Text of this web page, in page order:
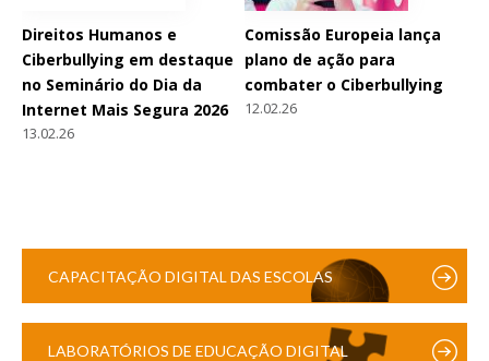
Direitos Humanos e
Ciberbullying em destaque
no Seminário do Dia da
Internet Mais Segura 2026
13.02.26
Comissão Europeia lança
plano de ação para
combater o Ciberbullying
12.02.26
CAPACITAÇÃO DIGITAL DAS ESCOLAS
LABORATÓRIOS DE EDUCAÇÃO DIGITAL